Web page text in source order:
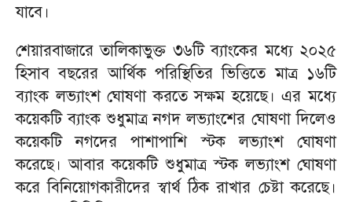
যাবে।
শেয়ারবাজারে তালিকাভুক্ত ৩৬টি ব্যাংকের মধ্যে ২০২৫
হিসাব বছরের আর্থিক পরিস্থিতির ভিত্তিতে মাত্র ১৬টি
ব্যাংক লভ্যাংশ ঘোষণা করতে সক্ষম হয়েছে। এর মধ্যে
কয়েকটি ব্যাংক শুধুমাত্র নগদ লভ্যাংশের ঘোষণা দিলেও
কয়েকটি নগদের পাশাপাশি স্টক লভ্যাংশ ঘোষণা
করেছে। আবার কয়েকটি শুধুমাত্র স্টক লভ্যাংশ ঘোষণা
করে বিনিয়োগকারীদের স্বার্থ ঠিক রাখার চেষ্টা করেছে।